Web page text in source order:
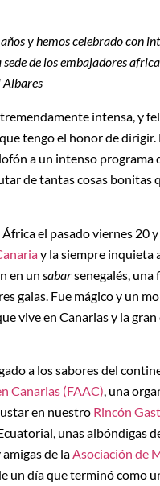
y hemos celebrado con
de los embajadores
Albares
intensa, y
tengo el honor de dirigir.
a un intenso programa
de tantas cosas
el pasado viernes 20
y la siempre inquieta
en un sabarsenegalés, una
galas. Fue mágico y un
vive en Canarias y la
a los sabores del
Canarias (FAAC), una
en nuestro Rincón
unas albóndigas
de laAsociación de
un día que terminó como